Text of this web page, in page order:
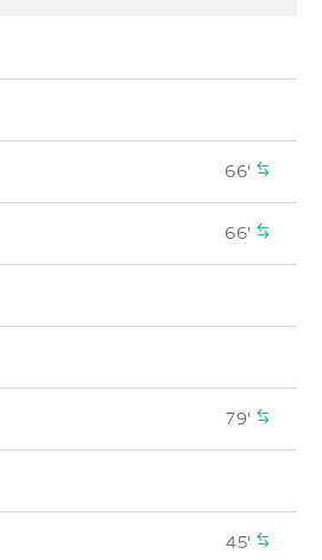
66'
66'
79'
45'